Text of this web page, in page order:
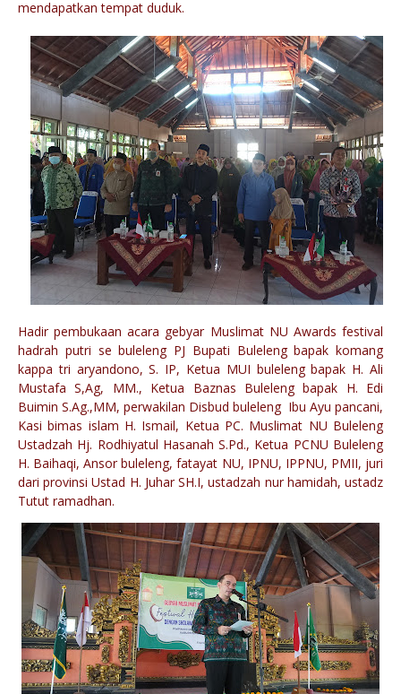
mendapatkan tempat duduk.
Hadir pembukaan acara gebyar Muslimat NU Awards festival
hadrah putri se buleleng PJ Bupati Buleleng bapak komang
kappa tri aryandono, S. IP, Ketua MUI buleleng bapak H. Ali
Mustafa S,Ag, MM., Ketua Baznas Buleleng bapak H. Edi
Buimin S.Ag.,MM, perwakilan Disbud buleleng Ibu Ayu pancani,
Kasi bimas islam H. Ismail, Ketua PC. Muslimat NU Buleleng
Ustadzah Hj. Rodhiyatul Hasanah S.Pd., Ketua PCNU Buleleng
H. Baihaqi, Ansor buleleng, fatayat NU, IPNU, IPPNU, PMII, juri
dari provinsi Ustad H. Juhar SH.I, ustadzah nur hamidah, ustadz
Tutut ramadhan.